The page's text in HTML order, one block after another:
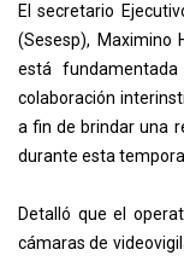
El secretario
(Sesesp), Maximino
está
colaboración
a fin de brindar una
durante esta
Detalló que el
cámaras de